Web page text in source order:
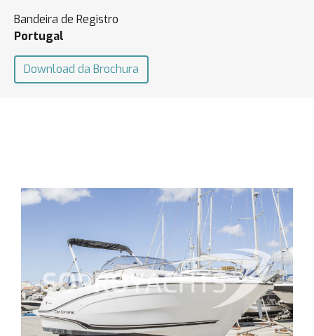
Bandeira de Registro
Portugal
Download da Brochura